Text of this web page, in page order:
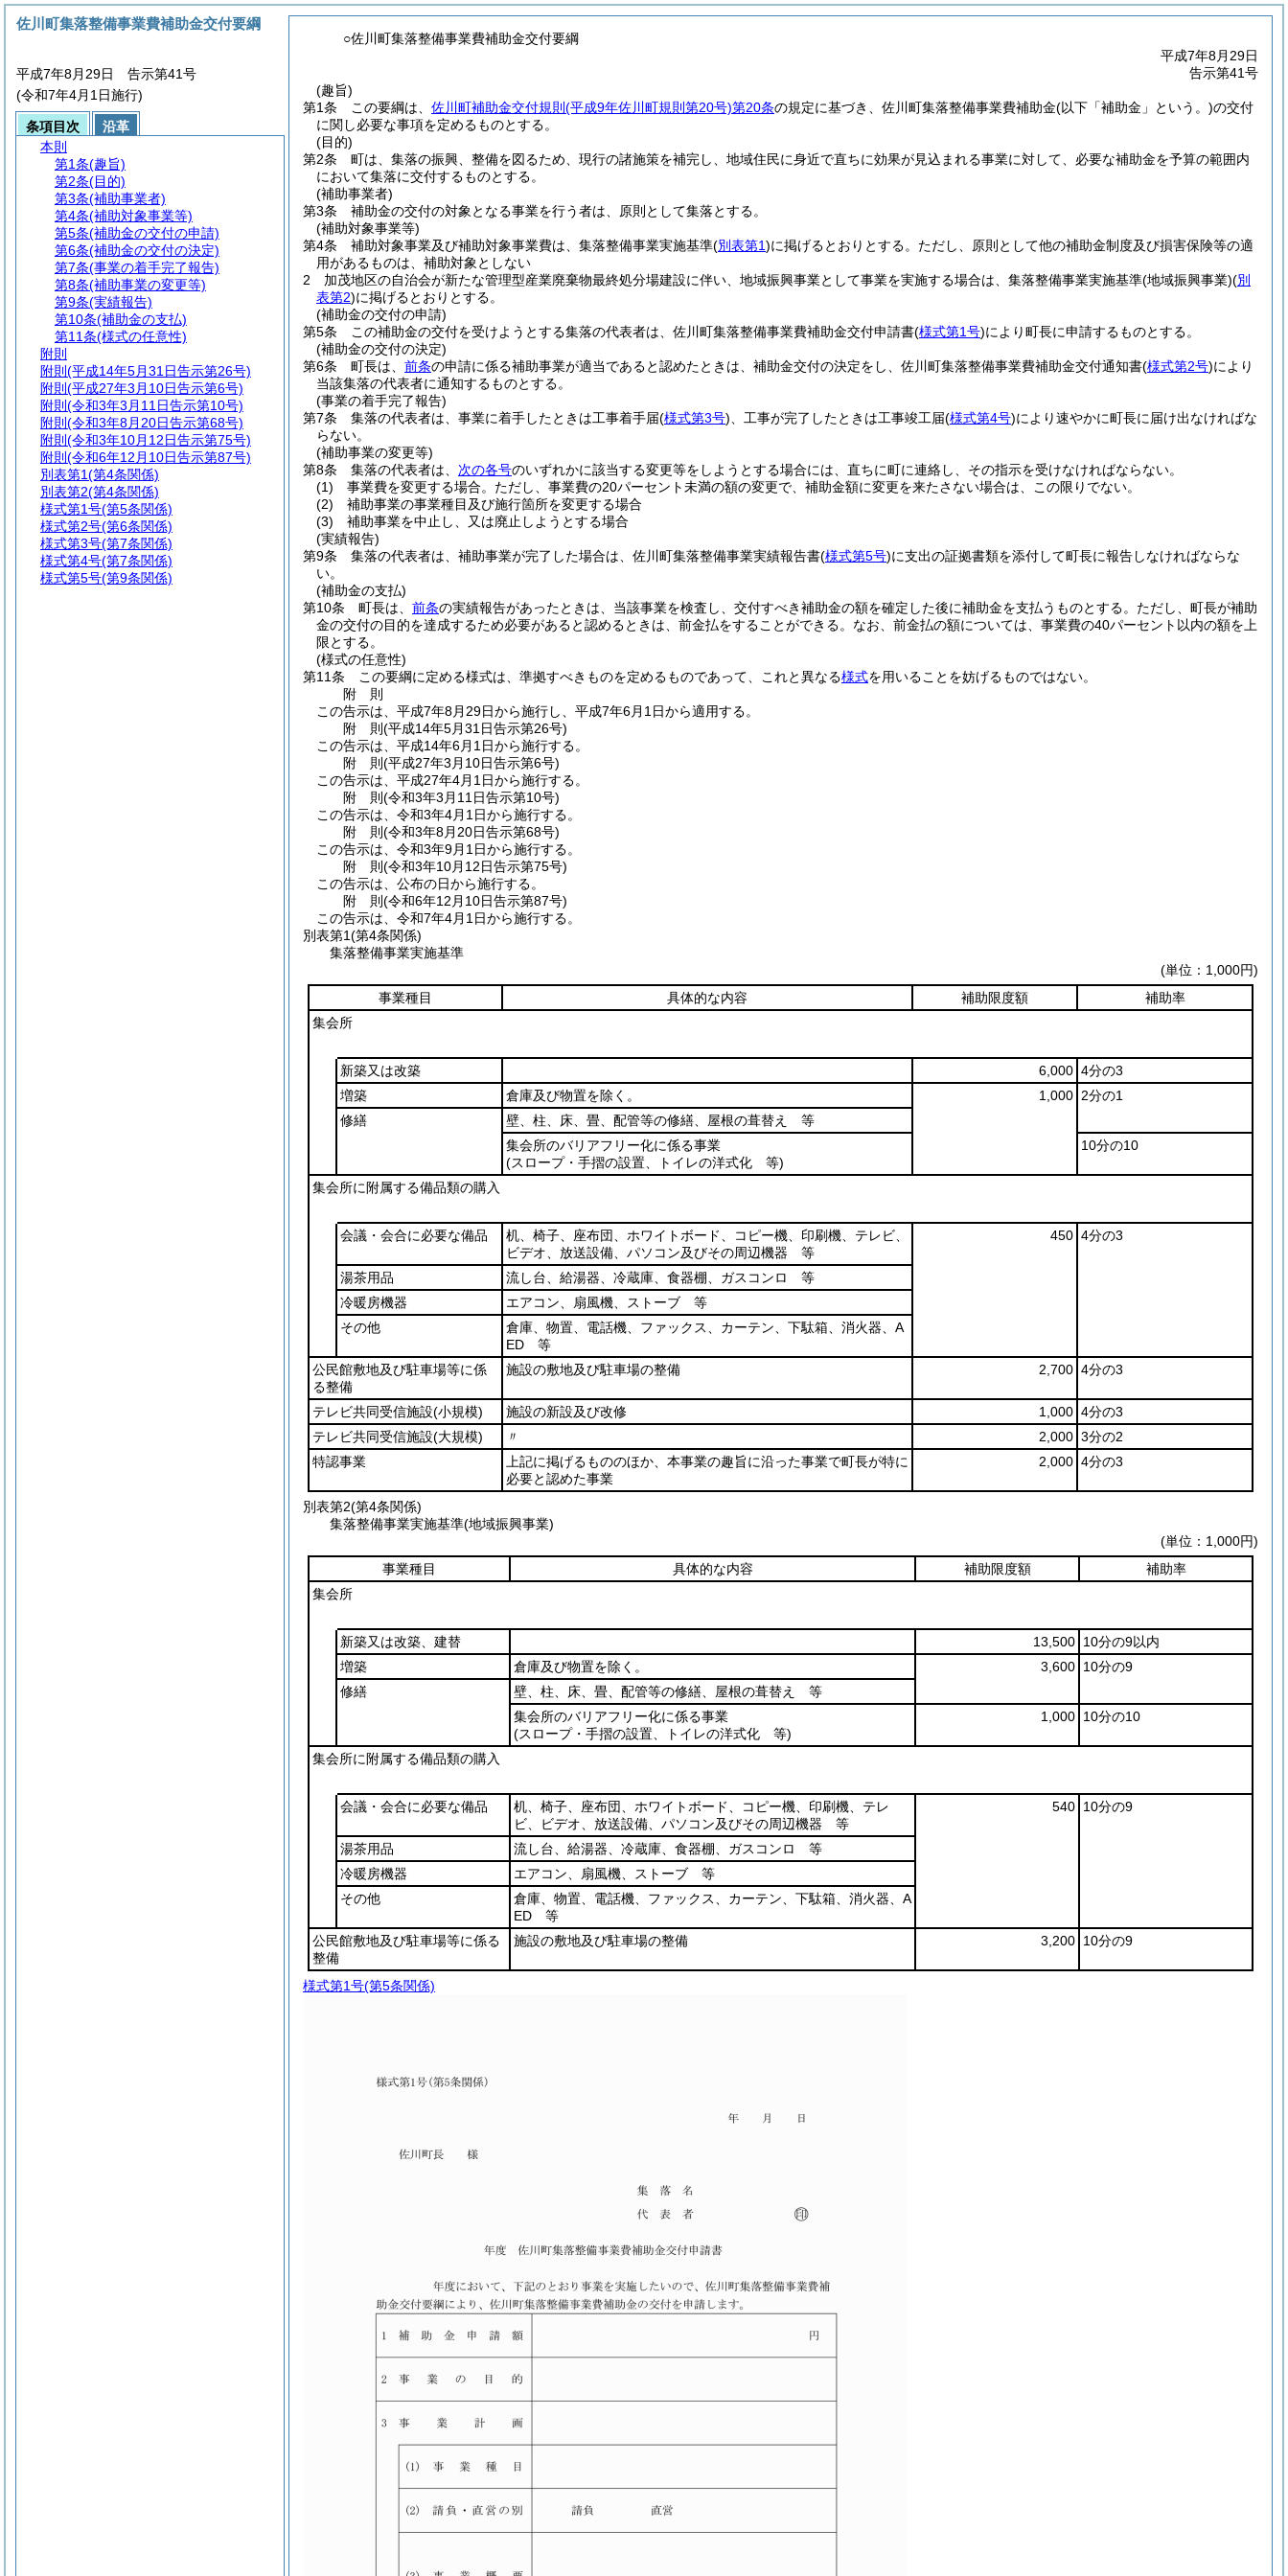
○佐川町集落整備事業費補助金交付要綱
平成7年8月29日
告示第41号
(趣旨)
第1条
この要綱は、 佐川町補助金交付規則 (平成9年佐川町規則第20号)第20条の規定に基づき、佐川町集落整備事業費補助金(以下「補助金」という。)の交付
に関し必要な事項を定めるものとする。
(目的)
第2条
町は、集落の振興、整備を図るため、現行の諸施策を補完し、地域住民に身近で直ちに効果が見込まれる事業に対して、必要な補助金を予算の範囲内
において集落に交付するものとする。
(補助事業者)
第3条
補助金の交付の対象となる事業を行う者は、原則として集落とする。
(補助対象事業等)
第4条
補助対象事業及び補助対象事業費は、集落整備事業実施基準(別表第1)に掲げるとおりとする。 ただし、原則として他の補助金制度及び損害保険等の適
用があるものは、補助対象としない
2
加茂地区の自治会が新たな管理型産業廃棄物最終処分場建設に伴い、地域振興事業として事業を実施する場合は、集落整備事業実施基準(地域振興事業)(別
表第2)に掲げるとおりとする。
(補助金の交付の申請)
第5条
この補助金の交付を受けようとする集落の代表者は、佐川町集落整備事業費補助金交付申請書(様式第1号)により町長に申請するものとする。
(補助金の交付の決定)
第6条
町長は、 前条の申請に係る補助事業が適当であると認めたときは、補助金交付の決定をし、佐川町集落整備事業費補助金交付通知書(様式第2号)により
当該集落の代表者に通知するものとする。
(事業の着手完了報告)
第7条
集落の代表者は、事業に着手したときは工事着手届(様式第3号) 、工事が完了したときは工事竣工届(様式第4号)により速やかに町長に届け出なければな
らない。
(補助事業の変更等)
第8条
集落の代表者は、 次の各号のいずれかに該当する変更等をしようとする場合には、直ちに町に連絡し、その指示を受けなければならない。
(1)
事業費を変更する場合。 ただし、事業費の20パーセント未満の額の変更で、補助金額に変更を来たさない場合は、この限りでない。
(2)
補助事業の事業種目及び施行箇所を変更する場合
(3)
補助事業を中止し、又は廃止しようとする場合
(実績報告)
第9条
集落の代表者は、補助事業が完了した場合は、佐川町集落整備事業実績報告書(様式第5号)に支出の証拠書類を添付して町長に報告しなければならな
い。
(補助金の支払)
第10条
町長は、 前条の実績報告があったときは、当該事業を検査し、交付すべき補助金の額を確定した後に補助金を支払うものとする。 ただし、町長が補助
金の交付の目的を達成するため必要があると認めるときは、前金払をすることができる。 なお、前金払の額については、事業費の40パーセント以内の額を上
限とする。
(様式の任意性)
第11条
この要綱に定める様式は、準拠すべきものを定めるものであって、これと異なる様式を用いることを妨げるものではない。
附 則
この告示は、平成7年8月29日から施行し、平成7年6月1日から適用する。
附 則(平成14年5月31日告示第26号)
この告示は、平成14年6月1日から施行する。
附 則(平成27年3月10日告示第6号)
この告示は、平成27年4月1日から施行する。
附 則(令和3年3月11日告示第10号)
この告示は、令和3年4月1日から施行する。
附 則(令和3年8月20日告示第68号)
この告示は、令和3年9月1日から施行する。
附 則(令和3年10月12日告示第75号)
この告示は、公布の日から施行する。
附 則(令和6年12月10日告示第87号)
この告示は、令和7年4月1日から施行する。
別表第1(第4条関係)
集落整備事業実施基準
(単位：1,000円)
事業種目
具体的な内容 補助限度額
補助率
集会所
新築又は改築 6,000 4分の3
増築
倉庫及び物置を除く。 1,000 2分の1
修繕
壁、柱、床、畳、配管等の修繕、屋根の葺替え 等
集会所のバリアフリー化に係る事業
(スロープ・手摺の設置、トイレの洋式化 等)
10分の10
集会所に附属する備品類の購入
会議・会合に必要な備品
机、椅子、座布団、ホワイトボード、コピー機、印刷機、テレビ、
ビデオ、放送設備、パソコン及びその周辺機器 等
450 4分の3
湯茶用品
流し台、給湯器、冷蔵庫、食器棚、ガスコンロ 等
冷暖房機器
エアコン、扇風機、ストーブ 等
その他
倉庫、物置、電話機、ファックス、カーテン、下駄箱、消火器、A
ED 等
公民館敷地及び駐車場等に係
る整備
施設の敷地及び駐車場の整備 2,700 4分の3
テレビ共同受信施設(小規模) 施設の新設及び改修 1,000 4分の3
テレビ共同受信施設(大規模) 〃 2,000 3分の2
特認事業
上記に掲げるもののほか、本事業の趣旨に沿った事業で町長が特に
必要と認めた事業
2,000 4分の3
別表第2(第4条関係)
集落整備事業実施基準(地域振興事業)
(単位：1,000円)
事業種目
具体的な内容 補助限度額
補助率
集会所
新築又は改築、建替 13,500 10分の9以内
増築
倉庫及び物置を除く。 3,600 10分の9
修繕
壁、柱、床、畳、配管等の修繕、屋根の葺替え 等
集会所のバリアフリー化に係る事業
(スロープ・手摺の設置、トイレの洋式化 等)
1,000 10分の10
集会所に附属する備品類の購入
会議・会合に必要な備品
机、椅子、座布団、ホワイトボード、コピー機、印刷機、テレ
ビ、ビデオ、放送設備、パソコン及びその周辺機器 等
540 10分の9
湯茶用品
流し台、給湯器、冷蔵庫、食器棚、ガスコンロ 等
冷暖房機器
エアコン、扇風機、ストーブ 等
その他
倉庫、物置、電話機、ファックス、カーテン、下駄箱、消火器、A
ED 等
公民館敷地及び駐車場等に係る
整備
施設の敷地及び駐車場の整備 3,200 10分の9
様式第1号(第5条関係)
佐川町集落整備事業費補助金交付要綱
平成7年8月29日 告示第41号
(令和7年4月1日施行)
条項目次
沿革
本則
第1条(趣旨)
第2条(目的)
第3条(補助事業者)
第4条(補助対象事業等)
第5条(補助金の交付の申請)
第6条(補助金の交付の決定)
第7条(事業の着手完了報告)
第8条(補助事業の変更等)
第9条(実績報告)
第10条(補助金の支払)
第11条(様式の任意性)
附則
附則 (平成14年5月31日告示第26号)
附則 (平成27年3月10日告示第6号)
附則 (令和3年3月11日告示第10号)
附則 (令和3年8月20日告示第68号)
附則 (令和3年10月12日告示第75号)
附則 (令和6年12月10日告示第87号)
別表第1(第4条関係)
別表第2(第4条関係)
様式第1号(第5条関係)
様式第2号(第6条関係)
様式第3号(第7条関係)
様式第4号(第7条関係)
様式第5号(第9条関係)